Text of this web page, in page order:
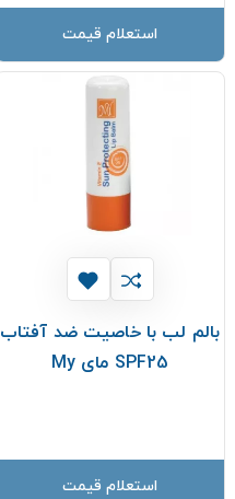
استعلام قیمت
بالم لب با خاصیت ضد آفتاب
SPF25 مای My
استعلام قیمت